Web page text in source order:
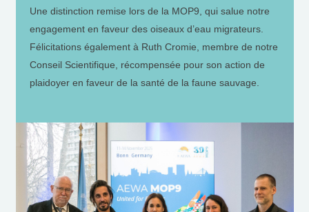
Une distinction remise lors de la MOP9, qui salue notre
engagement en faveur des oiseaux d’eau migrateurs.
Félicitations également à Ruth Cromie, membre de notre
Conseil Scientifique, récompensée pour son action de
plaidoyer en faveur de la santé de la faune sauvage.